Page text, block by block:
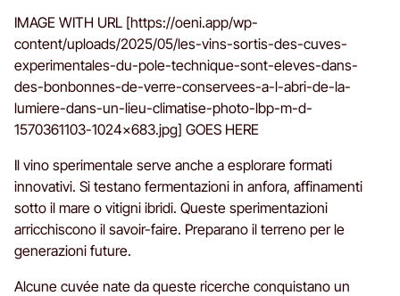
IMAGE WITH URL [https://oeni.app/wp-
content/uploads/2025/05/les-vins-sortis-des-cuves-
experimentales-du-pole-technique-sont-eleves-dans-
des-bonbonnes-de-verre-conservees-a-l-abri-de-la-
lumiere-dans-un-lieu-climatise-photo-lbp-m-d-
1570361103-1024x683.jpg] GOES HERE
Il vino sperimentale serve anche a esplorare formati
innovativi. Si testano fermentazioni in anfora, affinamenti
sotto il mare o vitigni ibridi. Queste sperimentazioni
arricchiscono il savoir-faire. Preparano il terreno per le
generazioni future.
Alcune cuvée nate da queste ricerche conquistano un